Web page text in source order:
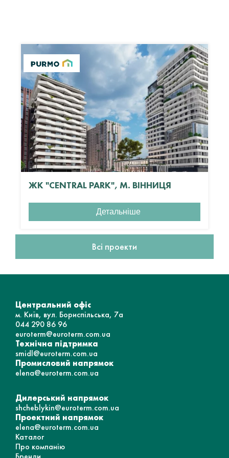
ЖК "CENTRAL PARK", М. ВІННИЦЯ
Детальніше
Всі проекти
Центральний офіс
м. Київ, вул. Бориспільська, 7а
044 290 86 96
euroterm@euroterm.com.ua
Технічна підтримка
smidl@euroterm.com.ua
Промисловий напрямок
elena@euroterm.com.ua
Дилерський напрямок
shcheblykin@euroterm.com.ua
Проектний напрямок
elena@euroterm.com.ua
Каталог
Про компанію